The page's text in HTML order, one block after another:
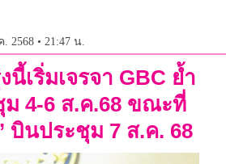
2568 • 21:47 น.
นี้เริ่มเจรจา GBC ย้ำ
ม 4-6 ส.ค.68 ขณะที่
บินประชุม 7 ส.ค. 68